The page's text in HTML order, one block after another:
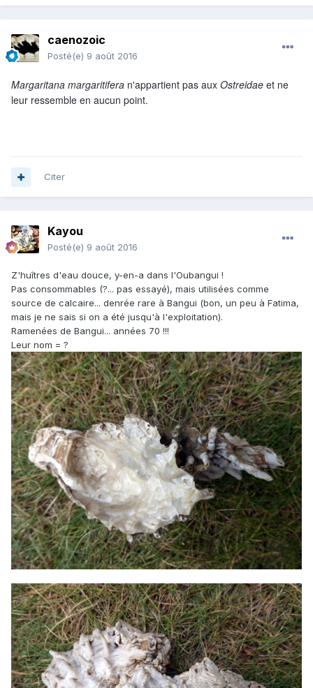
caenozoic
Posté(e) 9 août 2016
Margaritana margaritifera n'appartient pas aux Ostreidae et ne
leur ressemble en aucun point.
Citer
Kayou
Posté(e) 9 août 2016
Z'huîtres d'eau douce, y-en-a dans l'Oubangui !
Pas consommables (?... pas essayé), mais utilisées comme
source de calcaire... denrée rare à Bangui (bon, un peu à Fatima,
mais je ne sais si on a été jusqu'à l'exploitation).
Ramenées de Bangui... années 70 !!!
Leur nom = ?